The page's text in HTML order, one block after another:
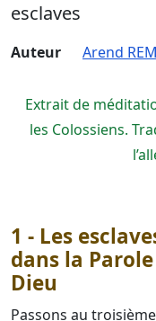
esclaves
Auteur Arend
Extrait de
les Colossiens.
1 - Les
dans la
Dieu
Passons au troisième